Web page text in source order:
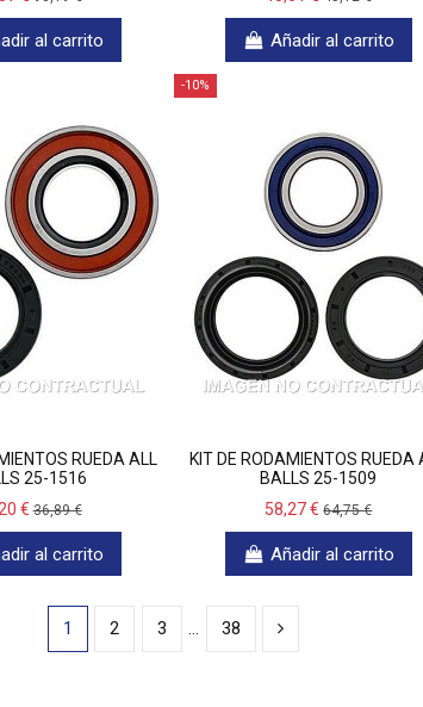
al carrito Añadir al carrito
RUEDA ALL
25-1516
€36,89 €
al carrito
-10%
KIT DE RODAMIENTOS RUEDA
BALLS 25-1509
58,27 €64,75 €
Añadir al carrito
1 2 3 … 38